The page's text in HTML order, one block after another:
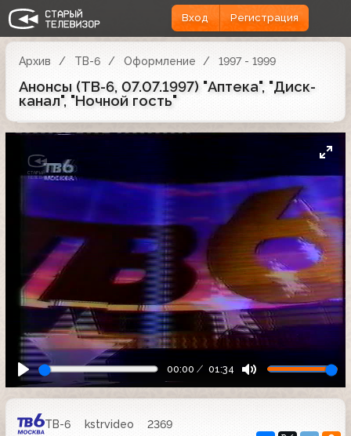
Вход Регистрация
Архив ТВ-6 Оформление 1997 - 1999
Анонсы (ТВ-6, 07.07.1997) "Аптека", "Диск-
канал", "Ночной гость"
00:00 01:34
ТВ-6 kstrvideo
2369